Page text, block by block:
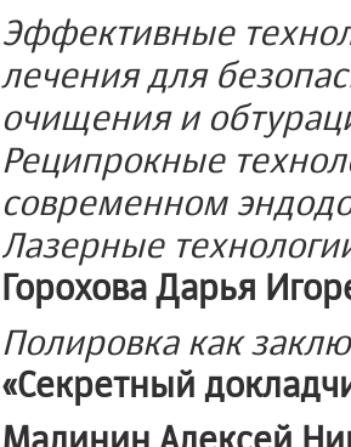
Эффективные
лечения для
очищения и
Реципрокные
современном
Лазерные
Горохова Дарья
Полировка как
«Секретный